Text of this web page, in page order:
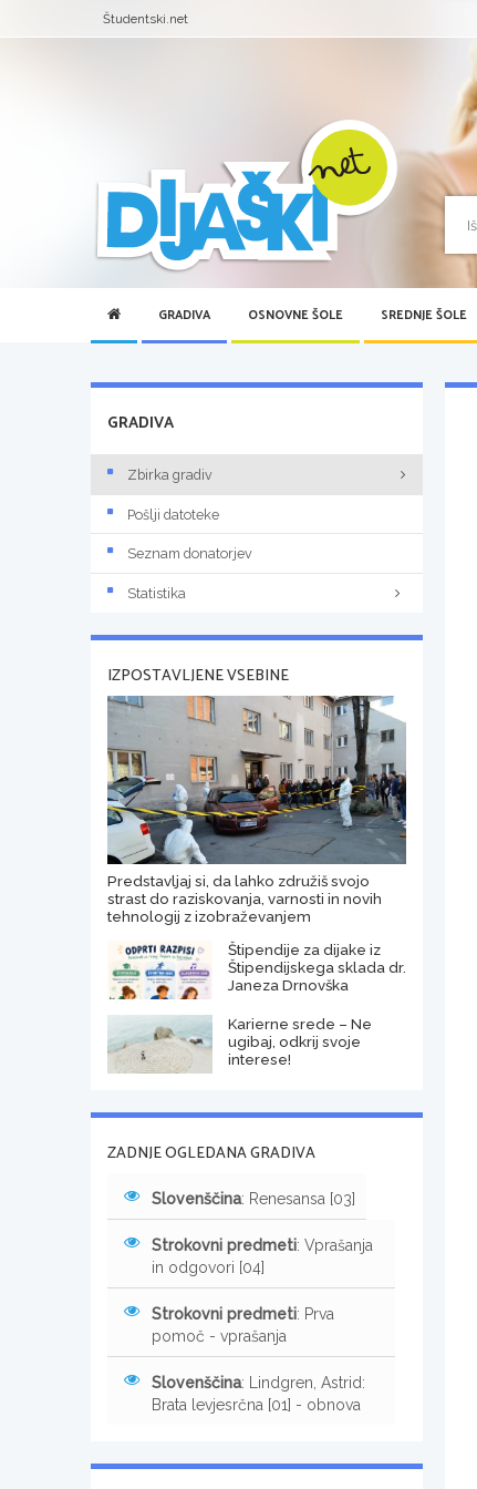
Študentski.net
GRADIVA OSNOVNE ŠOLE SREDNJE ŠOLE
GRADIVA
Zbirka gradiv
Pošlji datoteke
Seznam donatorjev
Statistika
IZPOSTAVLJENE VSEBINE
Predstavljaj si, da lahko združiš svojo
strast do raziskovanja, varnosti in novih
tehnologij z izobraževanjem
Štipendije za dijake iz
Štipendijskega sklada dr.
Janeza Drnovška
Karierne srede – Ne
ugibaj, odkrij svoje
interese!
ZADNJE OGLEDANA GRADIVA
Slovenščina: Renesansa [03]
Strokovni predmeti: Vprašanja
in odgovori [04]
Strokovni predmeti: Prva
pomoč - vprašanja
Slovenščina: Lindgren, Astrid:
Brata levjesrčna [01] - obnova